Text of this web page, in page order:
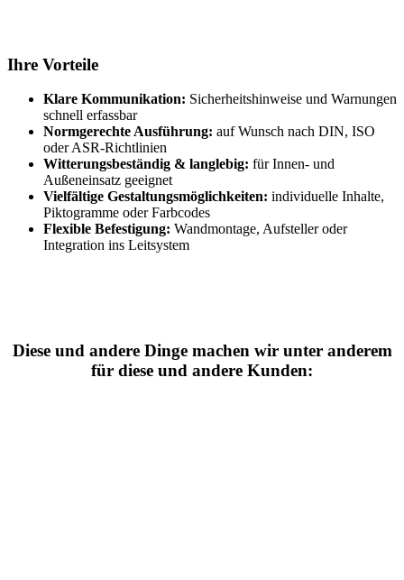
Ihre Vorteile
Klare Kommunikation: Sicherheitshinweise und Warnungen
schnell erfassbar
Normgerechte Ausführung: auf Wunsch nach DIN, ISO
oder ASR-Richtlinien
Witterungsbeständig & langlebig: für Innen- und
Außeneinsatz geeignet
Vielfältige Gestaltungsmöglichkeiten: individuelle Inhalte,
Piktogramme oder Farbcodes
Flexible Befestigung: Wandmontage, Aufsteller oder
Integration ins Leitsystem
Diese und andere Dinge machen wir unter anderem
für diese und andere Kunden: